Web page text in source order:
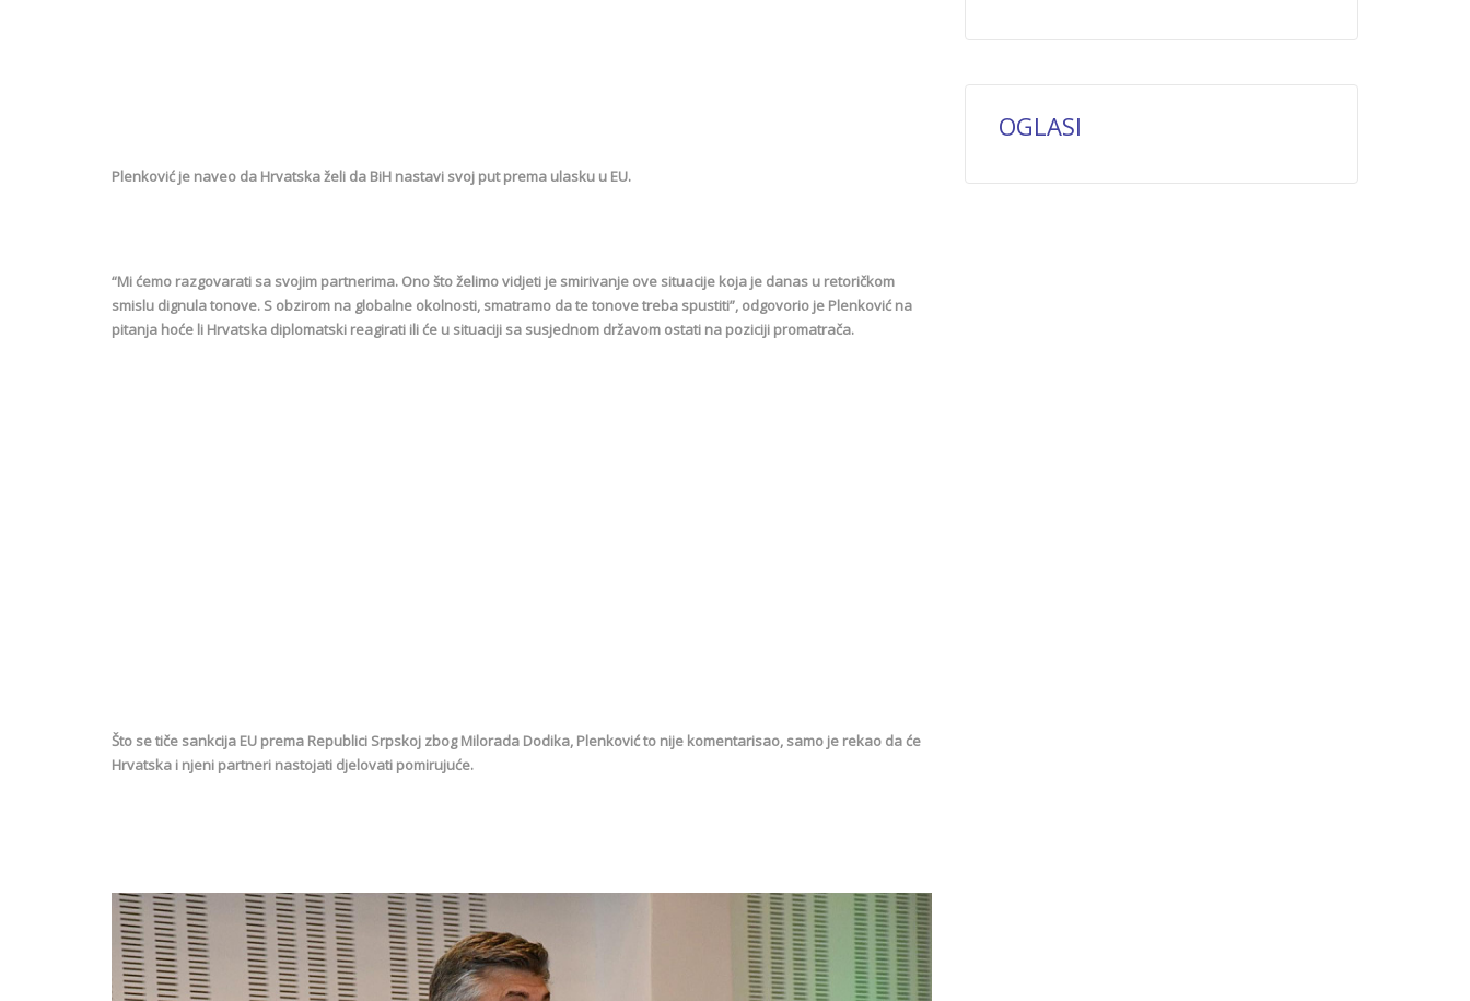
Plenković je naveo da Hrvatska želi da BiH nastavi svoj put prema ulasku u EU.
“Mi ćemo razgovarati sa svojim partnerima. Ono što želimo vidjeti je smirivanje ove situacije koja je danas u retoričkom
smislu dignula tonove. S obzirom na globalne okolnosti, smatramo da te tonove treba spustiti”, odgovorio je Plenković na
pitanja hoće li Hrvatska diplomatski reagirati ili će u situaciji sa susjednom državom ostati na poziciji promatrača.
Što se tiče sankcija EU prema Republici Srpskoj zbog Milorada Dodika, Plenković to nije komentarisao, samo je rekao da će
Hrvatska i njeni partneri nastojati djelovati pomirujuće.
OGLASI